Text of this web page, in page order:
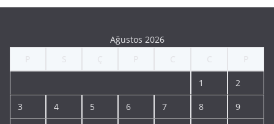
Ağustos 2026
1 2
3 4 5 6 7 8 9